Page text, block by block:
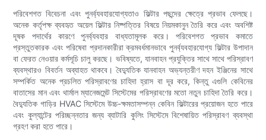
পরিবেশগত বিবেচনা এবং পুনর্ব্যবহারযোগ্যতাও ফিল্টার পছন্দের ক্ষেত্রে প্রভাব ফেলছে।
অনেক কর্তৃপক্ষ ব্যবহৃত অয়েল ফিল্টার নিষ্পত্তির বিষয়ে নিয়মকানুন তৈরি করে এবং অবশিষ্ট
দূষক পদার্থের কারণে পুনর্ব্যবহার বাধ্যতামূলক করে। পরিবেশগত প্রভাব কমাতে
প্রস্তুতকারক এবং পরিষেবা প্রদানকারীরা ক্রমবর্ধমানভাবে পুনর্ব্যবহারযোগ্য ফিল্টার উপাদান
বা ফেরত নেওয়ার কর্মসূচি চালু করছে। ভবিষ্যতে, যানবাহন প্রযুক্তির সাথে সাথে পরিস্রাবণ
ব্যবস্থারও বিবর্তন অব্যাহত থাকবে। বৈদ্যুতিক যানবাহন অভ্যন্তরীণ দহন ইঞ্জিনের সাথে
সম্পর্কিত অনেক প্রচলিত পরিস্রাবণের চাহিদা হ্রাস বা দূর করে, কিন্তু এগুলি কেবিনের
বাতাসের মান এবং থার্মাল ম্যানেজমেন্ট সিস্টেমের পরিস্রাবণের মতো নতুন চাহিদা তৈরি করে।
বৈদ্যুতিক গাড়ির HVAC সিস্টেমে উচ্চ-ক্ষমতাসম্পন্ন কেবিন ফিল্টারের প্রয়োজন হতে পারে
এবং কুল্যান্টের পরিচ্ছন্নতার জন্য ব্যাটারি কুলিং সিস্টেমে বিশেষায়িত পরিস্রাবণ ব্যবস্থা
গ্রহণ করা হতে পারে।